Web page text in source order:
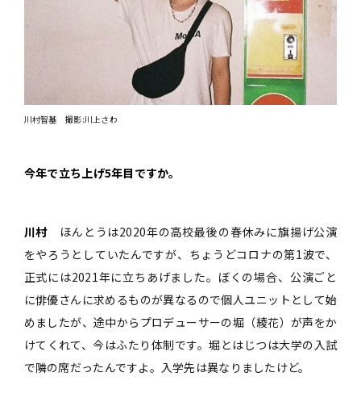
川村智基 撮影:川上さわ
――今年で立ち上げ5年目ですか。
川村 ほんとうは2020年の高校最後の春休みに旗揚げ公演
をやろうとしていたんですが、ちょうどコロナの第1波で、
正式には2021年に立ちあげました。ぼくの場合、公演ごと
に俳優さんに求めるものが異なるので個人ユニットとして始
めましたが、途中からプロデューサーの堀（綾花）が声をか
けてくれて、今はふたり体制です。堀とはじつは大学の入試
で隣の席だったんですよ。入学先は異なりましたけど。